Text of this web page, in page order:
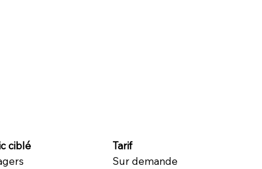
ciblé
Tarif
Sur demande